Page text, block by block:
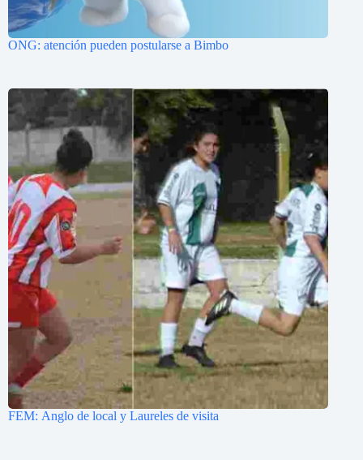
ONG: atención pueden postularse a Bimbo
FEM: Anglo de local y Laureles de visita